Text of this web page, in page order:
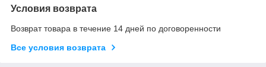
Условия возврата
Возврат товара в течение 14 дней по договоренности
Все условия возврата